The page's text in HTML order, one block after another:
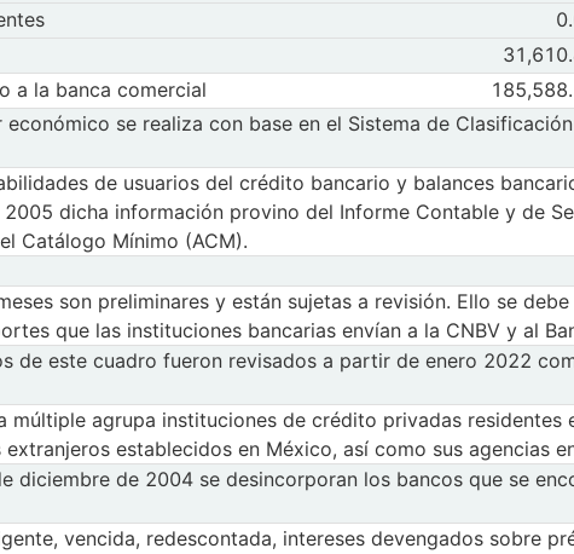
público
residentes
D. Otros sectores residentes
sectores residentes
Observaciones
May
externo
externo
Observaciones
May
Crédito a la banca comercial
a la banca comercial
serie F. Memorándum: Crédito a la banca comercial
a la banca comercial Observaciones
Abr 2026May
se realiza con base en el Sistema de
de usuarios del crédito bancario y balances
dicha información provino del Informe Contable y de
Catálogo Mínimo (ACM).
son preliminares y están sujetas a revisión. Ello se
que las instituciones bancarias envían a la CNBV y al
de este cuadro fueron revisados a partir de enero 2022
múltiple agrupa instituciones de crédito privadas residentes
establecidos en México, así como sus agencias
diciembre de 2004 se desincorporan los bancos que se
vencida, redescontada, intereses devengados sobre